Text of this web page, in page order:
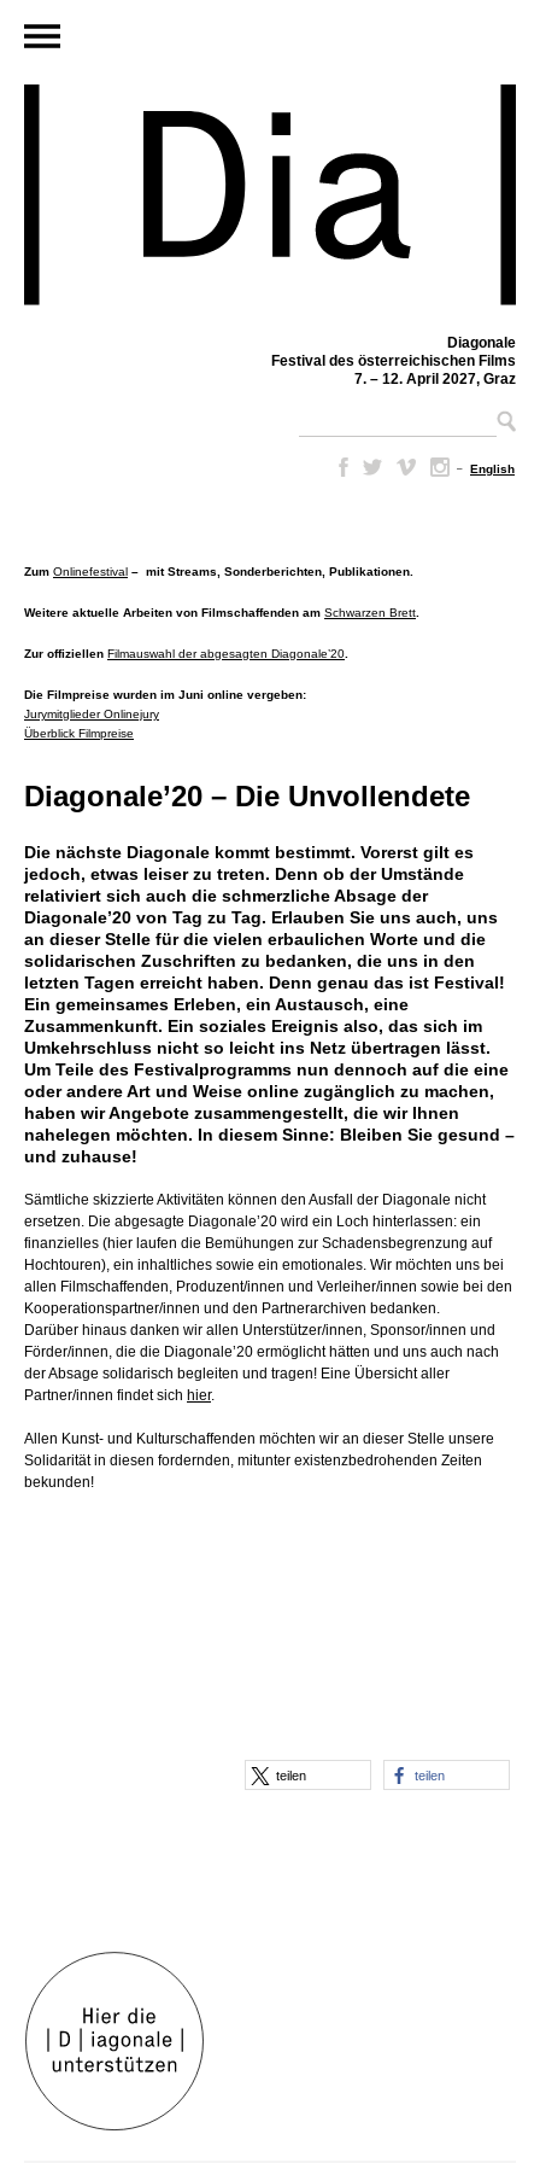
Diagonale
Festival des österreichischen Films
7. – 12. April 2027, Graz
– English
Zum Onlinefestival – mit Streams, Sonderberichten, Publikationen.
Weitere aktuelle Arbeiten von Filmschaffenden am Schwarzen Brett
Zur offiziellen Filmauswahl der abgesagten Diagonale’20
Die Filmpreise wurden im Juni online vergeben:
Jurymitglieder Onlinejury
Überblick Filmpreise
Diagonale’20 – Die Unvollendete
Die nächste Diagonale kommt bestimmt. Vorerst gilt es
jedoch, etwas leiser zu treten. Denn ob der Umstände
relativiert sich auch die schmerzliche Absage der
Diagonale’20 von Tag zu Tag. Erlauben Sie uns auch, uns
an dieser Stelle für die vielen erbaulichen Worte und die
solidarischen Zuschriften zu bedanken, die uns in den
letzten Tagen erreicht haben. Denn genau das ist Festival!
Ein gemeinsames Erleben, ein Austausch, eine
Zusammenkunft. Ein soziales Ereignis also, das sich im
Umkehrschluss nicht so leicht ins Netz übertragen lässt.
Um Teile des Festivalprogramms nun dennoch auf die eine
oder andere Art und Weise online zugänglich zu machen,
haben wir Angebote zusammengestellt, die wir Ihnen
nahelegen möchten. In diesem Sinne: Bleiben Sie gesund –
und zuhause!
Sämtliche skizzierte Aktivitäten können den Ausfall der Diagonale nicht
ersetzen. Die abgesagte Diagonale’20 wird ein Loch hinterlassen: ein
finanzielles (hier laufen die Bemühungen zur Schadensbegrenzung auf
Hochtouren), ein inhaltliches sowie ein emotionales. Wir möchten uns bei
allen Filmschaffenden, Produzent/innen und Verleiher/innen sowie bei den
Kooperationspartner/innen und den Partnerarchiven bedanken.
Darüber hinaus danken wir allen Unterstützer/innen, Sponsor/innen und
Förder/innen, die die Diagonale’20 ermöglicht hätten und uns auch nach
der Absage solidarisch begleiten und tragen! Eine Übersicht aller
Partner/innen findet sich hier.
Allen Kunst- und Kulturschaffenden möchten wir an dieser Stelle unsere
Solidarität in diesen fordernden, mitunter existenzbedrohenden Zeiten
bekunden!
teilen teilen